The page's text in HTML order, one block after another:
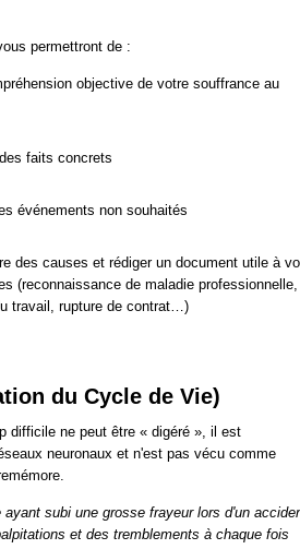
permettront de :
objective de votre souffrance au
faits concrets
événements non souhaités
des causes et rédiger un document utile à
(reconnaissance de maladie professionnelle,
travail, rupture de contrat…)
du Cycle de Vie)
difficile ne peut être « digéré », il est
neuronaux et n'est pas vécu comme
ayant subi une grosse frayeur lors d'un
et des tremblements à chaque fois